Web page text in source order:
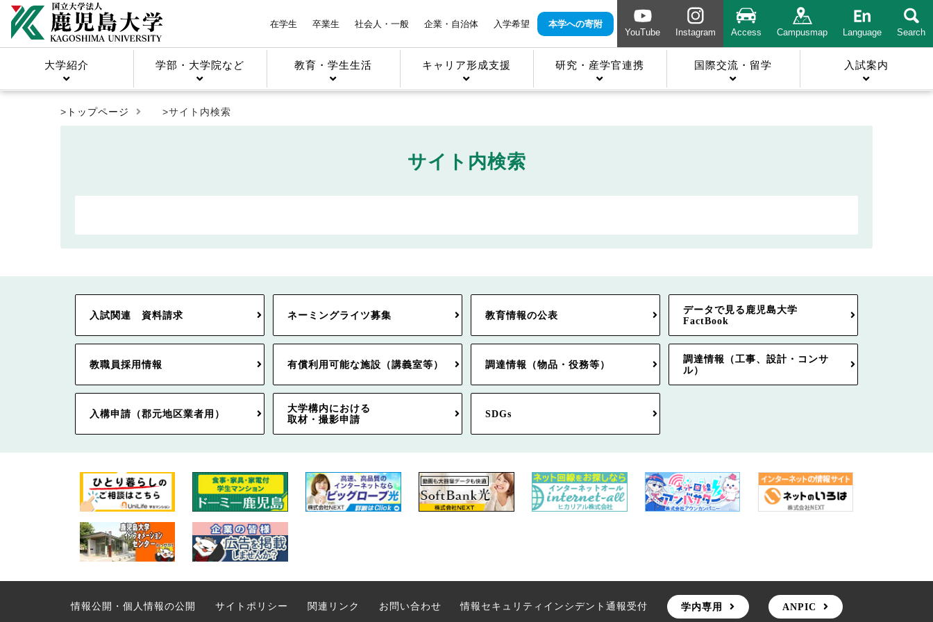
在学生 卒業生 社会人・一般 企業・自治体 入学希望
本学への寄附
YouTube
Instagram Access Campusmap Language Search
大学紹介 学部・大学院など 教育・学生生活 キャリア形成支援 研究・産学官連携 国際交流・留学 入試案内
> トップページ >サイト内検索
サイト内検索
入試関連 資料請求 ネーミングライツ募集 教育情報の公表
データで見る鹿児島大学
FactBook
教職員採用情報 有償利用可能な施設（講義室等） 調達情報（物品・役務等）
調達情報（工事、設計・コンサ
ル）
入構申請（郡元地区業者用）
大学構内における
取材・撮影申請
SDGs
情報公開・個人情報の公開 サイトポリシー 関連リンク お問い合わせ 情報セキュリティインシデント通報受付 学内専用 ANPIC